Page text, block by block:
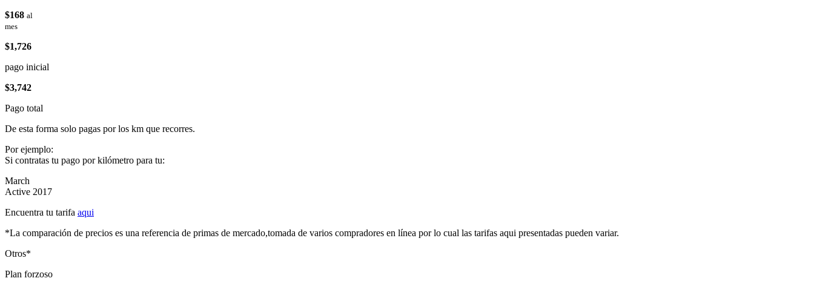
$168 al
mes
$1,726
pago inicial
$3,742
Pago total
De esta forma solo pagas por los km que recorres.
Por ejemplo:
Si contratas tu pago por kilómetro para tu:
March
Active 2017
Encuentra tu tarifa aqui
*La comparación de precios es una referencia de primas de mercado,tomada de varios compradores en línea por lo cual las tarifas aqui presentadas pueden variar.
Otros*
Plan forzoso